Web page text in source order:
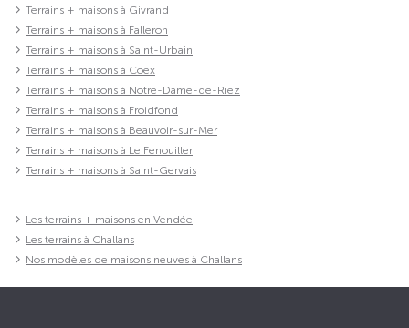
Terrains + maisons à Givrand
Terrains + maisons à Falleron
Terrains + maisons à Saint-Urbain
Terrains + maisons à Coëx
Terrains + maisons à Notre-Dame-de-Riez
Terrains + maisons à Froidfond
Terrains + maisons à Beauvoir-sur-Mer
Terrains + maisons à Le Fenouiller
Terrains + maisons à Saint-Gervais
Les terrains + maisons en Vendée
Les terrains à Challans
Nos modèles de maisons neuves à Challans